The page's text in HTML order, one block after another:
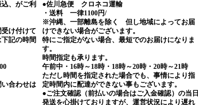
、がご利
け付けて
記の時間
合わせは
●佐川急便 クロネコ運輸
・送料 一律1100円/
※沖縄、一部離島を除く 但し地域によってお届
けできない場合がございます。
特にご指定がない場合、最短でのお届けになりま
す。
時間指定も承ります。
午前中・16時～18時・18時～20時・20時～21時
ただし時間を指定された場合でも、事情により指
定時間内に配達ができない事もございます。
●ご注文確認（前払いの場合はご入金確認）の当日
発送を心掛けておりますが、運営状況により遅れ